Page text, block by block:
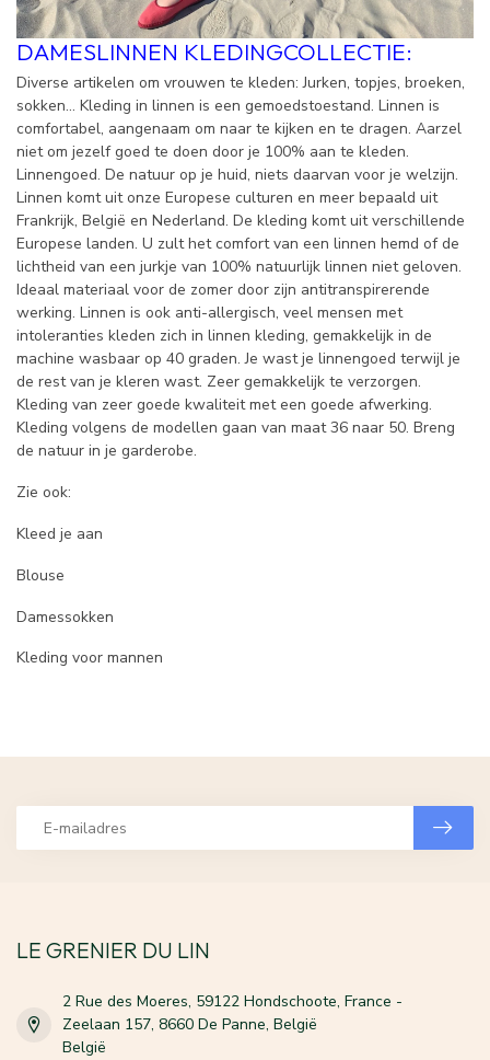
DAMESLINNEN KLEDINGCOLLECTIE:
Diverse artikelen om vrouwen te kleden: Jurken, topjes, broeken,
sokken... Kleding in linnen is een gemoedstoestand. Linnen is
comfortabel, aangenaam om naar te kijken en te dragen. Aarzel
niet om jezelf goed te doen door je 100% aan te kleden.
Linnengoed. De natuur op je huid, niets daarvan voor je welzijn.
Linnen komt uit onze Europese culturen en meer bepaald uit
Frankrijk, België en Nederland. De kleding komt uit verschillende
Europese landen. U zult het comfort van een linnen hemd of de
lichtheid van een jurkje van 100% natuurlijk linnen niet geloven.
Ideaal materiaal voor de zomer door zijn antitranspirerende
werking. Linnen is ook anti-allergisch, veel mensen met
intoleranties kleden zich in linnen kleding, gemakkelijk in de
machine wasbaar op 40 graden. Je wast je linnengoed terwijl je
de rest van je kleren wast. Zeer gemakkelijk te verzorgen.
Kleding van zeer goede kwaliteit met een goede afwerking.
Kleding volgens de modellen gaan van maat 36 naar 50. Breng
de natuur in je garderobe.
Zie ook:
Kleed je aan
Blouse
Damessokken
Kleding voor mannen
LE GRENIER DU LIN
2 Rue des Moeres, 59122 Hondschoote, France -
Zeelaan 157, 8660 De Panne, België
België